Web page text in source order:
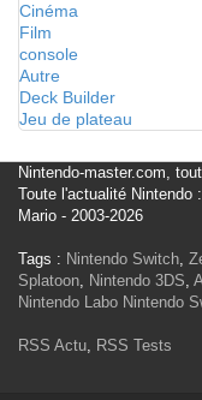
Cinéma
Film
console
Autre
Deck Builder
Jeu de plateau
Nintendo-master.com,
Toute l'actualité Nintendo
Mario - 2003-2026
Tags : Nintendo Switch,
Splatoon, Nintendo 3DS,
Nintendo Labo Nintendo
RSS Actu, RSS Tests